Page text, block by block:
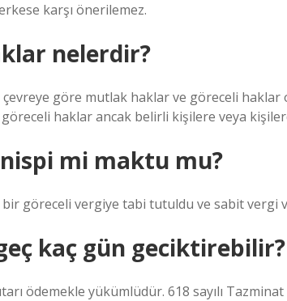
karşı önerilemez.
nelerdir?
çevreye göre mutlak haklar ve göreceli
haklar ancak belirli kişilere veya
mi maktu mu?
bir göreceli vergiye tabi tutuldu ve sabit vergi
kaç gün geciktirebilir?
ödemekle yükümlüdür. 618 sayılı